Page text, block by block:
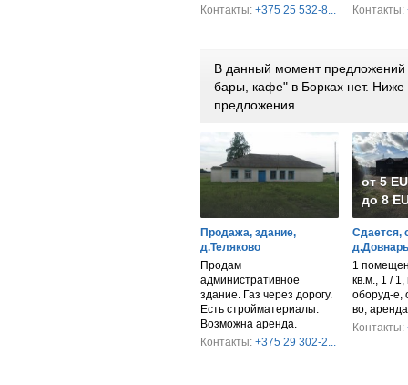
Контакты: +375 25 532-8...
Контакты:
В данный момент
бары, кафе" в Борках нет.
предложения.
Продажа, здание,
д.Теляково
Продам
административное
здание. Газ через дорогу.
Есть стройматериалы.
Возможна аренда.
Контакты: +375 29 302-2...
от 5
до 8
Сдается,
1
кв.м., 1 / 1,
оборуд-е,
во, аренда
Контакты: